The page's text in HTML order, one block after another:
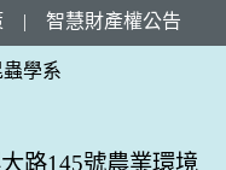
| 智慧財產權公告
路145號農業環境